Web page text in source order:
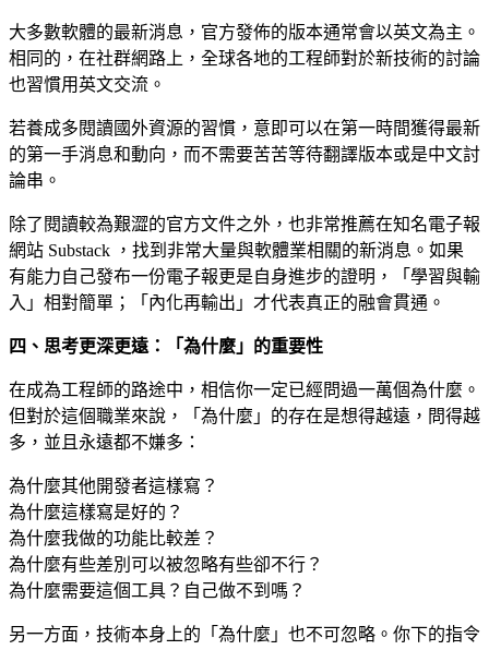
大多數軟體的最新消息，官方發佈的版本通常會以英文為主。
相同的，在社群網路上，全球各地的工程師對於新技術的討論
也習慣用英文交流。
若養成多閱讀國外資源的習慣，意即可以在第一時間獲得最新
的第一手消息和動向，而不需要苦苦等待翻譯版本或是中文討
論串。
除了閱讀較為艱澀的官方文件之外，也非常推薦在知名電子報
網站 Substack ，找到非常大量與軟體業相關的新消息。如果
有能力自己發布一份電子報更是自身進步的證明，「學習與輸
入」相對簡單；「內化再輸出」才代表真正的融會貫通。
四、思考更深更遠：「為什麼」的重要性
在成為工程師的路途中，相信你一定已經問過一萬個為什麼。
但對於這個職業來說，「為什麼」的存在是想得越遠，問得越
多，並且永遠都不嫌多：
為什麼其他開發者這樣寫？
為什麼這樣寫是好的？
為什麼我做的功能比較差？
為什麼有些差別可以被忽略有些卻不行？
為什麼需要這個工具？自己做不到嗎？
另一方面，技術本身上的「為什麼」也不可忽略。你下的指令